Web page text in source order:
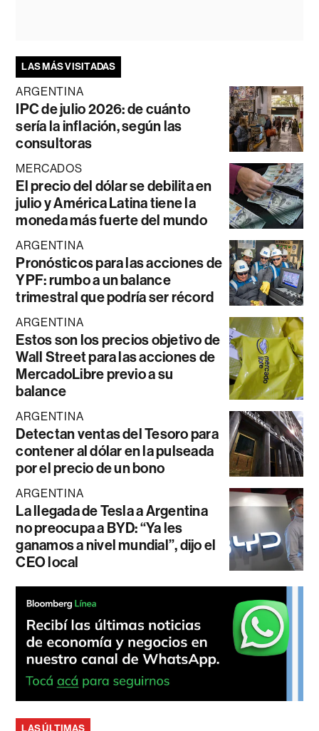
LAS MÁS VISITADAS
ARGENTINA
IPC de julio 2026: de cuánto
sería la inflación, según las
consultoras
MERCADOS
El precio del dólar se debilita en
julio y América Latina tiene la
moneda más fuerte del mundo
ARGENTINA
Pronósticos para las acciones de
YPF: rumbo a un balance
trimestral que podría ser récord
ARGENTINA
Estos son los precios objetivo de
Wall Street para las acciones de
MercadoLibre previo a su
balance
ARGENTINA
Detectan ventas del Tesoro para
contener al dólar en la pulseada
por el precio de un bono
ARGENTINA
La llegada de Tesla a Argentina
no preocupa a BYD: “Ya les
ganamos a nivel mundial”, dijo el
CEO local
LAS ÚLTIMAS